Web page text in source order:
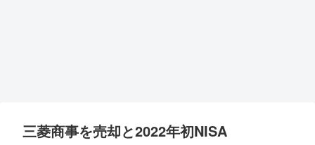
三菱商事を売却と2022年初NISA